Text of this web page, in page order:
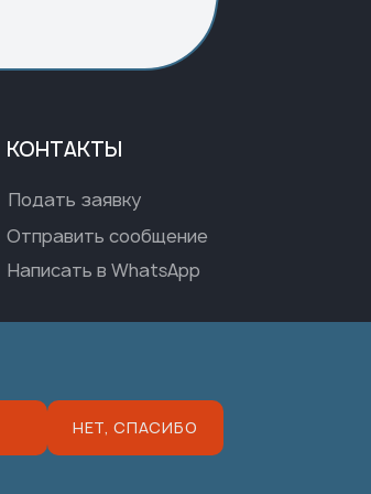
КОНТАКТЫ
Подать заявку
Отправить сообщение
Написать в WhatsApp
НЕТ, СПАСИБО